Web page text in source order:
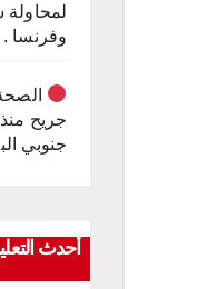
لمحاولة
وفرنسا .
جريح
جنوبي
أحدث